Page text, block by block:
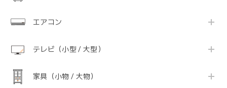
エアコン
テレビ（小型 / 大型）
家具（小物 / 大物）